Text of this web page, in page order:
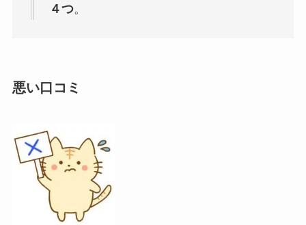
４つ。
悪い口コミ